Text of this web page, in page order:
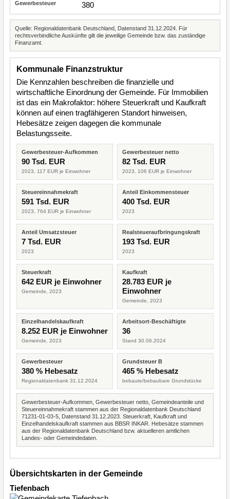
380
Quelle: Regionaldatenbank Deutschland, Datenstand 31.12.2024. Für
rechtsverbindliche Auskünfte gilt die jeweilige Gemeinde bzw. das zuständige
Finanzamt.
Kommunale Finanzstruktur
Die Kennzahlen beschreiben die finanzielle und
wirtschaftliche Einordnung der Gemeinde. Für Immobilien
ist das ein Makrofaktor: höhere Steuerkraft und Kaufkraft
können auf einen tragfähigeren Standort hinweisen,
Hebesätze zeigen dagegen die kommunale
Belastungsseite.
Gewerbesteuer-Aufkommen
90 Tsd. EUR
2023, 117 EUR je Einwohner
Gewerbesteuer netto
82 Tsd. EUR
2023, 106 EUR je Einwohner
Steuereinnahmekraft
591 Tsd. EUR
2023, 764 EUR je Einwohner
Anteil Einkommensteuer
400 Tsd. EUR
2023
Anteil Umsatzsteuer
7 Tsd. EUR
2023
Realsteueraufbringungskraft
193 Tsd. EUR
2023
Steuerkraft
642 EUR je Einwohner
Gemeinde, 2023
Kaufkraft
28.783 EUR je
Einwohner
Gemeinde, 2023
Einzelhandelskaufkraft
8.252 EUR je Einwohner
Gemeinde, 2023
Arbeitsort-Beschäftigte
36
Stand 30.06.2024
Gewerbesteuer
380 % Hebesatz
Regionaldatenbank 31.12.2024
Grundsteuer B
465 % Hebesatz
bebaute/bebaubare Grundstücke
Gewerbesteuer-Aufkommen, Gewerbesteuer netto, Gemeindeanteile und
Steuereinnahmekraft stammen aus der Regionaldatenbank Deutschland
71231-01-03-5, Datenstand 31.12.2023. Steuerkraft, Kaufkraft und
Einzelhandelskaufkraft stammen aus BBSR INKAR. Hebesätze stammen
aus der Regionaldatenbank Deutschland bzw. aktuelleren amtlichen
Landes- oder Gemeindedaten.
Übersichtskarten in der Gemeinde
Tiefenbach